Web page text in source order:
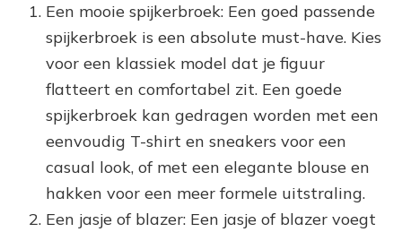
Een mooie spijkerbroek: Een goed passende
spijkerbroek is een absolute must-have. Kies
voor een klassiek model dat je figuur
flatteert en comfortabel zit. Een goede
spijkerbroek kan gedragen worden met een
eenvoudig T-shirt en sneakers voor een
casual look, of met een elegante blouse en
hakken voor een meer formele uitstraling.
Een jasje of blazer: Een jasje of blazer voegt